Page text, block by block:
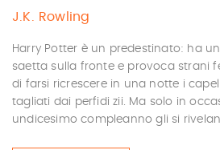
J.K. Rowling
Harry Potter è un predestinato: ha
saetta sulla fronte e provoca strani
di farsi ricrescere in una notte i
tagliati dai perfidi zii. Ma solo in
undicesimo compleanno gli si